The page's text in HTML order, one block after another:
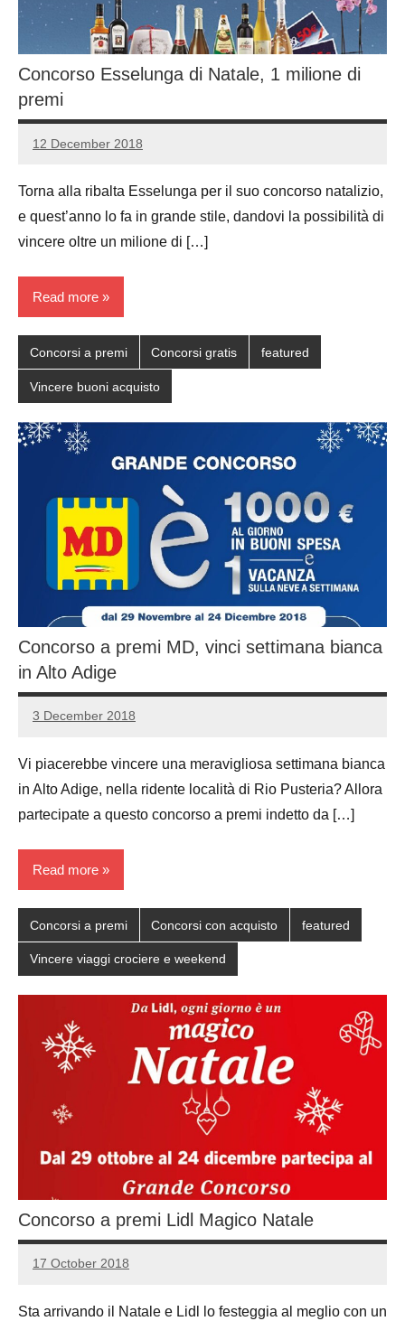
Concorso Esselunga di Natale, 1 milione di
premi
12 December 2018
Luca
1
Torna alla ribalta Esselunga per il suo concorso natalizio,
e quest’anno lo fa in grande stile, dandovi la possibilità di
vincere oltre un milione di […]
Read more
Concorsi a premi Concorsi gratis featured
Vincere buoni acquisto
Concorso a premi MD, vinci settimana bianca
in Alto Adige
3 December 2018
Luca
No
Vi piacerebbe vincere una meravigliosa settimana bianca
in Alto Adige, nella ridente località di Rio Pusteria? Allora
partecipate a questo concorso a premi indetto da […]
Read more
Concorsi a premi Concorsi con acquisto featured
Vincere viaggi crociere e weekend
Concorso a premi Lidl Magico Natale
17 October 2018
Luca
No
Sta arrivando il Natale e Lidl lo festeggia al meglio con un